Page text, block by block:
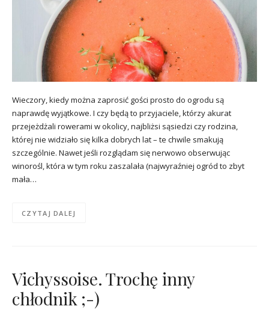
Wieczory, kiedy można zaprosić gości prosto do ogrodu są
naprawdę wyjątkowe. I czy będą to przyjaciele, którzy akurat
przejeżdżali rowerami w okolicy, najbliżsi sąsiedzi czy rodzina,
której nie widziało się kilka dobrych lat – te chwile smakują
szczególnie. Nawet jeśli rozglądam się nerwowo obserwując
winorośl, która w tym roku zaszalała (najwyraźniej ogród to zbyt
mała…
CZYTAJ DALEJ
Vichyssoise. Trochę inny
chłodnik ;-)